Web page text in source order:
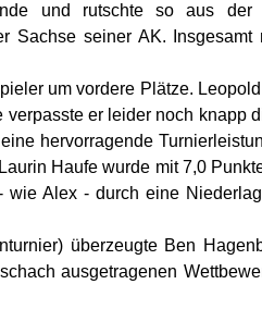
und rutschte so aus der
Sachse seiner AK. Insgesamt
um vordere Plätze.
er leider noch knapp
hervorragende
Haufe wurde mit 7,0
wie Alex - durch eine
überzeugte Ben
ausgetragenen